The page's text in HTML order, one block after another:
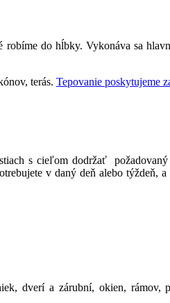
robíme do hĺbky. Vykonáva sa
terás. Tepovanie poskytujeme
s cieľom dodržať požadovaný
v daný deň alebo týždeň,
dverí a zárubní, okien, rámov,